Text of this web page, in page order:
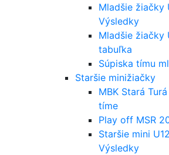
Mladšie žiačky
Výsledky
Mladšie žiačky
tabuľka
Súpiska tímu
Staršie minižiačky
MBK Stará
tíme
Play off MSR
Staršie mini
Výsledky